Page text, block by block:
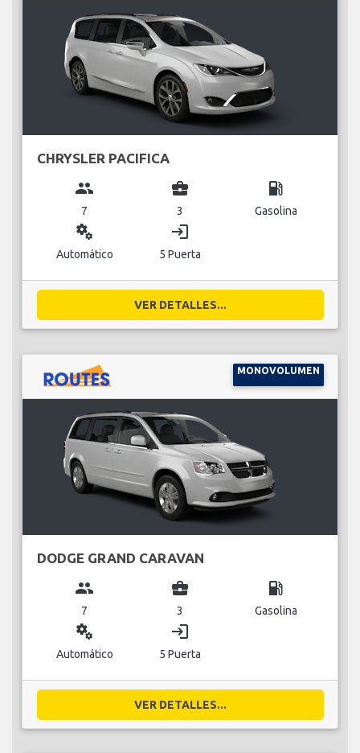
CHRYSLER PACIFICA
group
7
business_center
3
local_gas_station
Gasolina
miscellaneous_services
Automático
login
5 Puerta
VER DETALLES...
MONOVOLUMEN
DODGE GRAND CARAVAN
group
7
business_center
3
local_gas_station
Gasolina
miscellaneous_services
Automático
login
5 Puerta
VER DETALLES...